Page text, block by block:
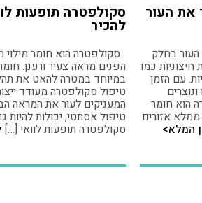
סקולפטרה תופעות
להכיר
סקולפטרה הוא חומר מילוי
הפנים מראה צעיר ורענן.
במיוחד במטרה להאט את
טיפול סקולפטרה מעודד
המעניקים לעור את המראה
טיפול אסתטי, יכולות
סקולפטרה תופעות לוואי […]
את העור
העור בחלק
כמו
עם הזמן
הוא חומר
אזורים
המלא>